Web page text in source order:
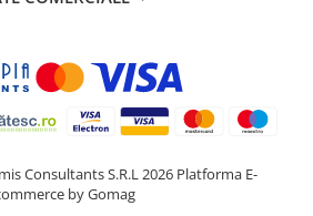
Consultants S.R.L 2026 Platforma E-
by Gomag